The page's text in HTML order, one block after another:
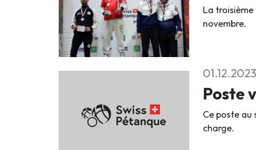
La
novembre.
01.12.2023
Poste
Ce poste au
charge.